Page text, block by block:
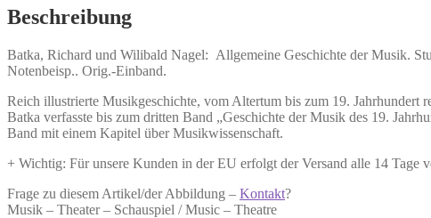
Allgemeine
Geschichte
Musik.
Menge
Beschreibung
Batka, Richard und Wilibald Nagel: Allgemeine Geschichte der Musik.
Notenbeisp.. Orig.-Einband.
Reich illustrierte Musikgeschichte, vom Altertum bis zum 19.
Batka verfasste bis zum dritten Band „Geschichte der Musik des 19.
Band mit einem Kapitel über Musikwissenschaft.
+ Wichtig: Für unsere Kunden in der EU erfolgt der Versand alle 14
Frage zu diesem Artikel/der Abbildung – Kontakt?
Musik – Theater – Schauspiel / Music – Theatre